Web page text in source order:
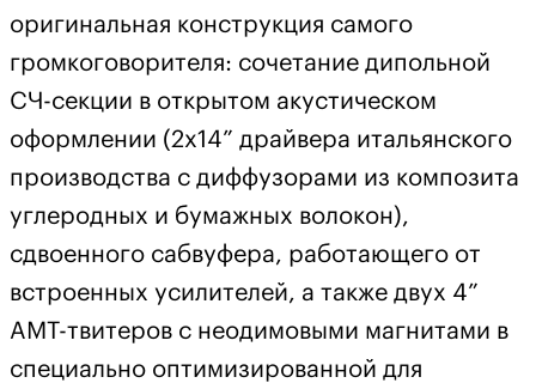
оригинальная конструкция самого
громкоговорителя: сочетание дипольной
СЧ-секции в открытом акустическом
оформлении (2х14” драйвера итальянского
производства с диффузорами из композита
углеродных и бумажных волокон),
сдвоенного сабвуфера, работающего от
встроенных усилителей, а также двух 4”
AMT-твитеров с неодимовыми магнитами в
специально оптимизированной для